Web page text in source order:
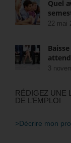
Quel
22 mai
3
RÉDIGEZ UNE
DE L’EMPLOI
>Décrire mon